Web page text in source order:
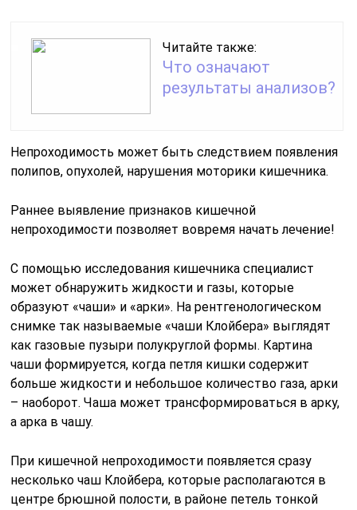
Читайте также:
Что означают
результаты анализов?
Непроходимость может быть следствием появления
полипов, опухолей, нарушения моторики кишечника.
Раннее выявление признаков кишечной
непроходимости позволяет вовремя начать лечение!
С помощью исследования кишечника специалист
может обнаружить жидкости и газы, которые
образуют «чаши» и «арки». На рентгенологическом
снимке так называемые «чаши Клойбера» выглядят
как газовые пузыри полукруглой формы. Картина
чаши формируется, когда петля кишки содержит
больше жидкости и небольшое количество газа, арки
– наоборот. Чаша может трансформироваться в арку,
а арка в чашу.
При кишечной непроходимости появляется сразу
несколько чаш Клойбера, которые располагаются в
центре брюшной полости, в районе петель тонкой